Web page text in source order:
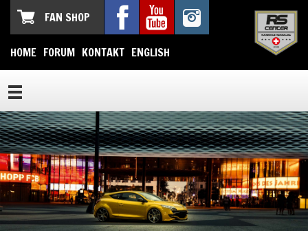
FAN SHOP
HOME FORUM KONTAKT ENGLISH